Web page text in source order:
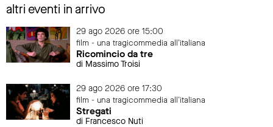
altri eventi in arrivo
29 ago 2026 ore 15:00
film - una tragicommedia all'italiana
Ricomincio da tre
di Massimo Troisi
29 ago 2026 ore 17:30
film - una tragicommedia all'italiana
Stregati
di Francesco Nuti